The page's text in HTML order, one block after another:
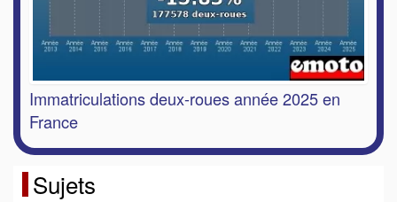
Immatriculations deux-roues année 2025 en
France
Sujets